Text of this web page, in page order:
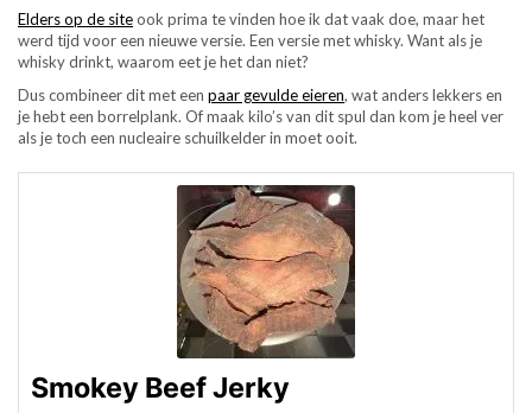
Elders op de siteook prima te vinden hoe ik dat vaak doe, maar het
werd tijd voor een nieuwe versie. Een versie met whisky. Want als je
whisky drinkt, waarom eet je het dan niet?
Dus combineer dit met een paar gevulde eieren, wat anders lekkers en
je hebt een borrelplank. Of maak kilo’s van dit spul dan kom je heel ver
als je toch een nucleaire schuilkelder in moet ooit.
Smokey Beef Jerky